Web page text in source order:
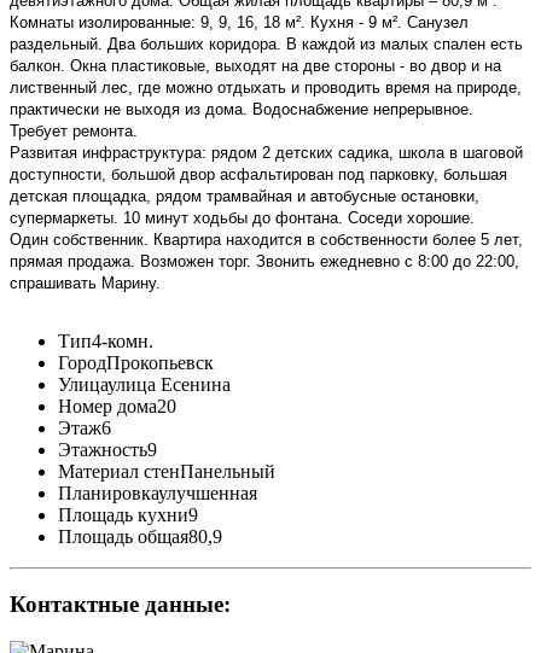
Комнаты изолированные: 9, 9, 16, 18 м². Кухня - 9 м². Санузел
раздельный. Два больших коридора. В каждой из малых спален есть
балкон. Окна пластиковые, выходят на две стороны - во двор и на
лиственный лес, где можно отдыхать и проводить время на природе,
практически не выходя из дома. Водоснабжение непрерывное.
Требует ремонта.
Развитая инфраструктура: рядом 2 детских садика, школа в шаговой
доступности, большой двор асфальтирован под парковку, большая
детская площадка, рядом трамвайная и автобусные остановки,
супермаркеты. 10 минут ходьбы до фонтана. Соседи хорошие.
Один собственник. Квартира находится в собственности более 5 лет,
прямая продажа. Возможен торг. Звонить ежедневно с 8:00 до 22:00,
спрашивать Марину.
Тип4-комн.
ГородПрокопьевск
Улицаулица Есенина
Номер дома20
Этаж6
Этажность9
Материал стенПанельный
Планировкаулучшенная
Площадь кухни9
Площадь общая80,9
Контактные данные: